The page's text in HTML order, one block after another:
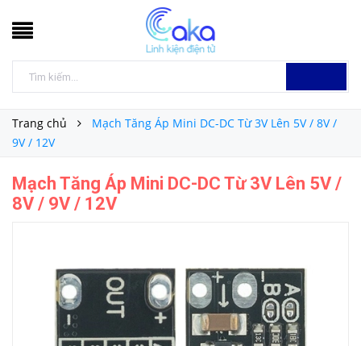
Trang chủ
Mạch Tăng Áp Mini DC-DC Từ 3V Lên 5V / 8V /
9V / 12V
Mạch Tăng Áp Mini DC-DC Từ 3V Lên 5V /
8V / 9V / 12V